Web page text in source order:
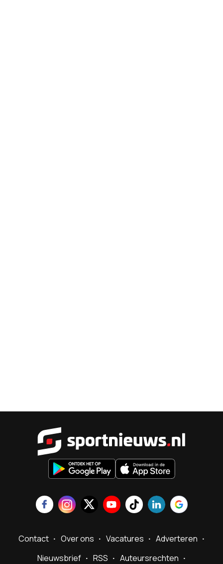
Contact Over ons Vacatures
Adverteren
Nieuwsbrief
RSS Auteursrechten